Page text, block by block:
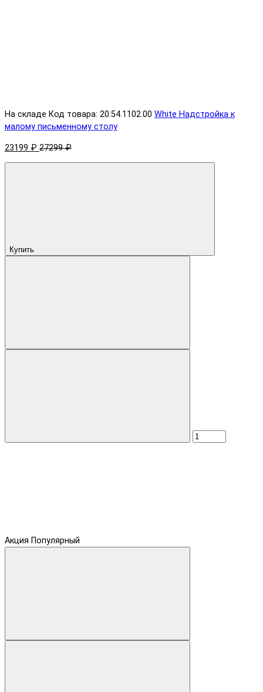
На складе Код товара: 20.54.1102.00 White Надстройка к
малому письменному столу
23199 ₽ 27299 ₽
Купить
Акция Популярный